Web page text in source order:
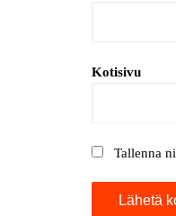
Kotisivu
Tallenna